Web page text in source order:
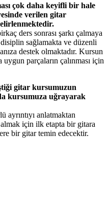
çok daha keyifli bir hale
verilen gitar
ders sonrası şarkı çalmaya
sağlamakta ve düzenli
destek olmaktadır. Kursun
parçaların çalınması için
gitar kursumuzun
kursumuza uğrayarak
ayrıntıyı anlatmaktan
için ilk etapta bir gitara
bir gitar temin edecektir.